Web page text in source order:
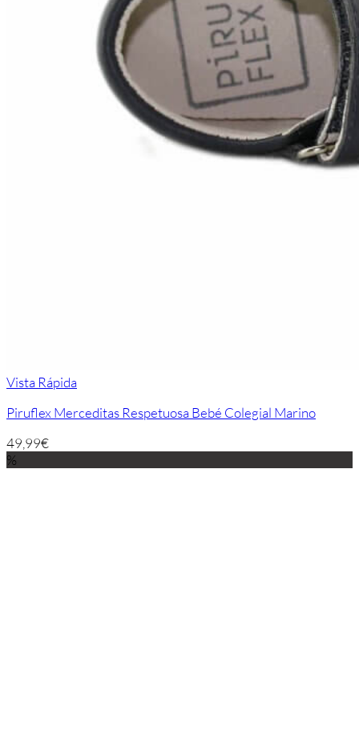
Vista Rápida
Piruflex Merceditas Respetuosa Bebé Colegial Marino
49,99€
%